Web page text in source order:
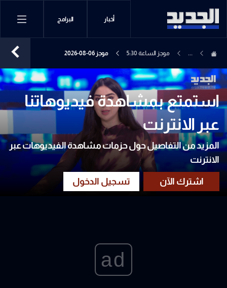
أخبار البرامج
... موجز الساعة 5:30 موجز 06-08-2026
استمتع بمشاهدة فيديوهاتنا
عبر الانترنت
المزيد من التفاصيل حول حزمات مشاهدة الفيديوهات عبر
الانترنت
ad